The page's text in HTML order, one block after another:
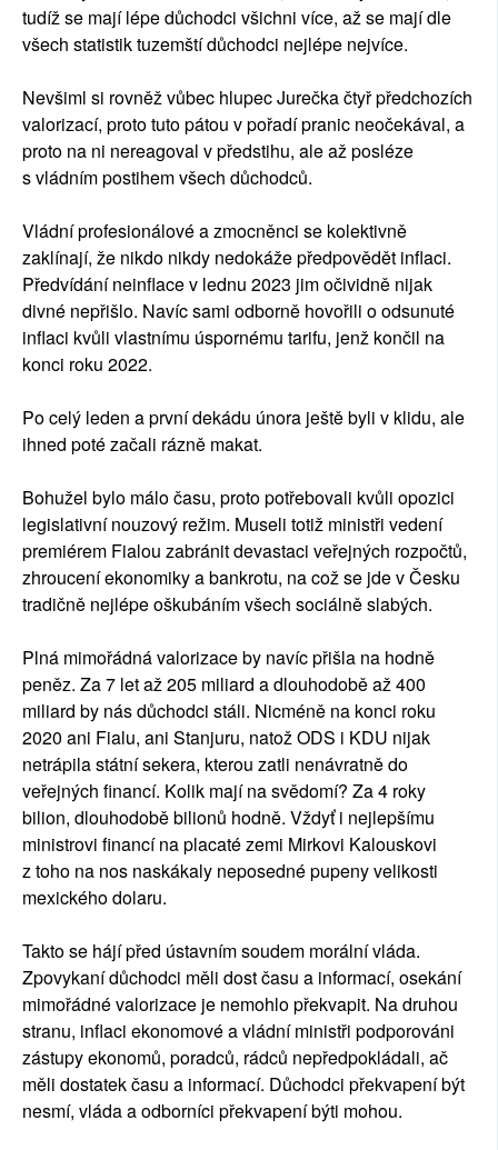
tudíž se mají lépe důchodci všichni více, až se mají dle
všech statistik tuzemští důchodci nejlépe nejvíce.
Nevšiml si rovněž vůbec hlupec Jurečka čtyř předchozích
valorizací, proto tuto pátou v pořadí pranic neočekával, a
proto na ni nereagoval v předstihu, ale až posléze
s vládním postihem všech důchodců.
Vládní profesionálové a zmocněnci se kolektivně
zaklínají, že nikdo nikdy nedokáže předpovědět inflaci.
Předvídání neinflace v lednu 2023 jim očividně nijak
divné nepřišlo. Navíc sami odborně hovořili o odsunuté
inflaci kvůli vlastnímu úspornému tarifu, jenž končil na
konci roku 2022.
Po celý leden a první dekádu února ještě byli v klidu, ale
ihned poté začali rázně makat.
Bohužel bylo málo času, proto potřebovali kvůli opozici
legislativní nouzový režim. Museli totiž ministři vedení
premiérem Fialou zabránit devastaci veřejných rozpočtů,
zhroucení ekonomiky a bankrotu, na což se jde v Česku
tradičně nejlépe oškubáním všech sociálně slabých.
Plná mimořádná valorizace by navíc přišla na hodně
peněz. Za 7 let až 205 miliard a dlouhodobě až 400
miliard by nás důchodci stáli. Nicméně na konci roku
2020 ani Fialu, ani Stanjuru, natož ODS i KDU nijak
netrápila státní sekera, kterou zatli nenávratně do
veřejných financí. Kolik mají na svědomí? Za 4 roky
bilion, dlouhodobě bilionů hodně. Vždyť i nejlepšímu
ministrovi financí na placaté zemi Mirkovi Kalouskovi
z toho na nos naskákaly neposedné pupeny velikosti
mexického dolaru.
Takto se hájí před ústavním soudem morální vláda.
Zpovykaní důchodci měli dost času a informací, osekání
mimořádné valorizace je nemohlo překvapit. Na druhou
stranu, inflaci ekonomové a vládní ministři podporováni
zástupy ekonomů, poradců, rádců nepředpokládali, ač
měli dostatek času a informací. Důchodci překvapení být
nesmí, vláda a odborníci překvapení býti mohou.